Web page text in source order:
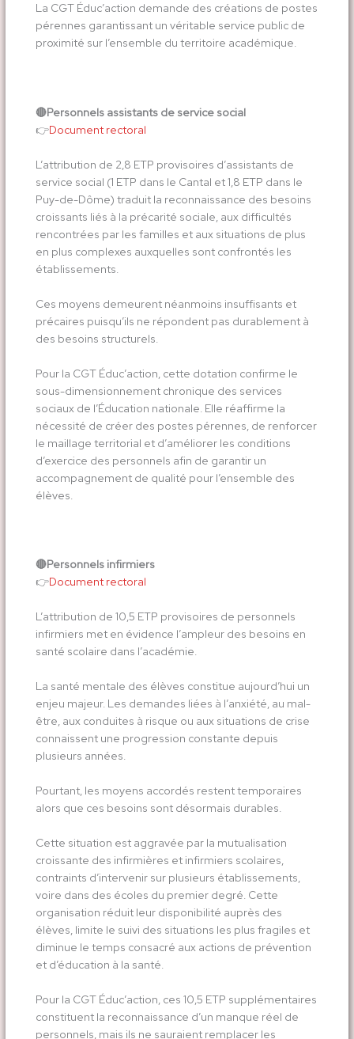
La CGT Éduc’action demande des créations de postes
pérennes garantissant un véritable service public de
proximité sur l’ensemble du territoire académique.
🔴Personnels assistants de service social
​👉​Document rectoral
L’attribution de 2,8 ETP provisoires d’assistants de
service social (1 ETP dans le Cantal et 1,8 ETP dans le
Puy-de-Dôme) traduit la reconnaissance des besoins
croissants liés à la précarité sociale, aux difficultés
rencontrées par les familles et aux situations de plus
en plus complexes auxquelles sont confrontés les
établissements.
Ces moyens demeurent néanmoins insuffisants et
précaires puisqu’ils ne répondent pas durablement à
des besoins structurels.
Pour la CGT Éduc’action, cette dotation confirme le
sous-dimensionnement chronique des services
sociaux de l’Éducation nationale. Elle réaffirme la
nécessité de créer des postes pérennes, de renforcer
le maillage territorial et d’améliorer les conditions
d’exercice des personnels afin de garantir un
accompagnement de qualité pour l’ensemble des
élèves.
🔴Personnels infirmiers
​👉​Document rectoral
L’attribution de 10,5 ETP provisoires de personnels
infirmiers met en évidence l’ampleur des besoins en
santé scolaire dans l’académie.
La santé mentale des élèves constitue aujourd’hui un
enjeu majeur. Les demandes liées à l’anxiété, au mal-
être, aux conduites à risque ou aux situations de crise
connaissent une progression constante depuis
plusieurs années.
Pourtant, les moyens accordés restent temporaires
alors que ces besoins sont désormais durables.
Cette situation est aggravée par la mutualisation
croissante des infirmières et infirmiers scolaires,
contraints d’intervenir sur plusieurs établissements,
voire dans des écoles du premier degré. Cette
organisation réduit leur disponibilité auprès des
élèves, limite le suivi des situations les plus fragiles et
diminue le temps consacré aux actions de prévention
et d’éducation à la santé.
Pour la CGT Éduc’action, ces 10,5 ETP supplémentaires
constituent la reconnaissance d’un manque réel de
personnels, mais ils ne sauraient remplacer les